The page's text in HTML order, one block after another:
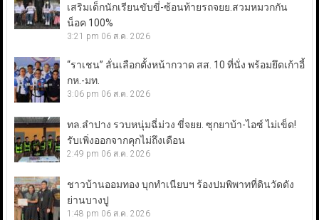
เสริมเด็กนักเรียนขับขี่-ซ้อนท้ายรถจยย.สวมหมวกกัน
น็อค 100%
3:21 pm 06 ส.ค. 2026
“ราเชน” ลั่นเลือกตั้งหน้ากวาด สส. 10 ที่นั่ง พร้อมยึดเก้าอี้
กห.-มท.
3:06 pm 06 ส.ค. 2026
ทล.ลำปาง รวบหนุ่มฉี่ม่วง ขี่จยย. ซุกยาบ้า-ไอซ์ ไม่เข็ด!
รับเพิ่งออกจากคุกไม่ถึงเดือน
2:49 pm 06 ส.ค. 2026
ชาวบ้านออมทอง บุกทำเนียบฯ ร้องปมพิพาทที่ดินวัดดัง
ย่านบางปู
1:48 pm 06 ส.ค. 2026